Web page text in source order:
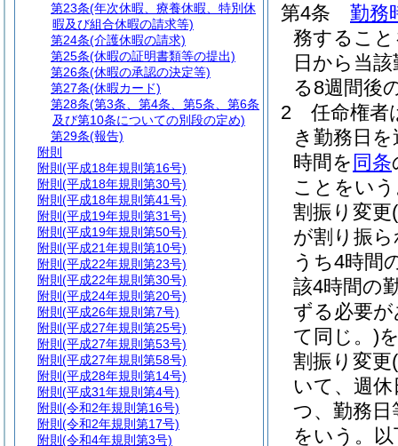
第4条
勤務
務するこ
日から当
る8週間後
2
任命権者
き勤務日
時間を 同条
ことをい
割振り変更(
が割り振
うち4時間
該4時間の
ずる必要
て同じ。)
割振り変更
いて、週
つ、勤務日
をいう。
第23条(年次休暇、療養休暇、特別休
暇及び組合休暇の請求等)
第24条(介護休暇の請求)
第25条(休暇の証明書類等の提出)
第26条(休暇の承認の決定等)
第27条(休暇カード)
第28条(第3条、第4条、第5条、第6条
及び第10条についての別段の定め)
第29条(報告)
附則
附則 (平成18年規則第16号)
附則 (平成18年規則第30号)
附則 (平成18年規則第41号)
附則 (平成19年規則第31号)
附則 (平成19年規則第50号)
附則 (平成21年規則第10号)
附則 (平成22年規則第23号)
附則 (平成22年規則第30号)
附則 (平成24年規則第20号)
附則 (平成26年規則第7号)
附則 (平成27年規則第25号)
附則 (平成27年規則第53号)
附則 (平成27年規則第58号)
附則 (平成28年規則第14号)
附則 (平成31年規則第4号)
附則 (令和2年規則第16号)
附則 (令和2年規則第17号)
附則 (令和4年規則第3号)